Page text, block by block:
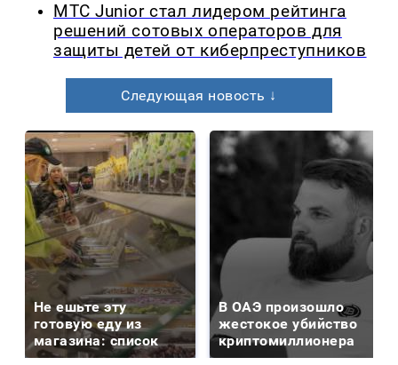
МТС Junior стал лидером рейтинга
решений сотовых операторов для
защиты детей от киберпреступников
Следующая новость ↓
Не ешьте эту
готовую еду из
магазина: список
В ОАЭ произошло
жестокое убийство
криптомиллионера